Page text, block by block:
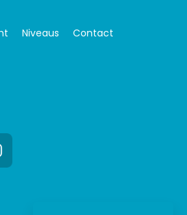
Niveaus Contact